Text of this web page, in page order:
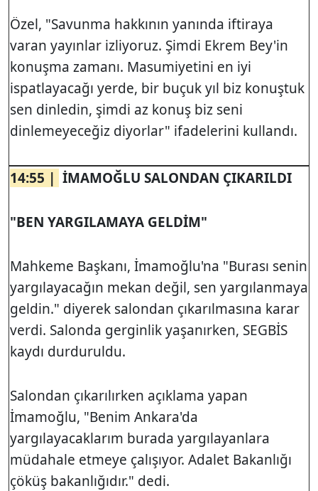
Özel, "Savunma hakkının yanında iftiraya
varan yayınlar izliyoruz. Şimdi Ekrem Bey'in
konuşma zamanı. Masumiyetini en iyi
ispatlayacağı yerde, bir buçuk yıl biz konuştuk
sen dinledin, şimdi az konuş biz seni
dinlemeyeceğiz diyorlar" ifadelerini kullandı.
14:55 | İMAMOĞLU SALONDAN ÇIKARILDI
"BEN YARGILAMAYA GELDİM"
Mahkeme Başkanı, İmamoğlu'na "Burası senin
yargılayacağın mekan değil, sen yargılanmaya
geldin." diyerek salondan çıkarılmasına karar
verdi. Salonda gerginlik yaşanırken, SEGBİS
kaydı durduruldu.
Salondan çıkarılırken açıklama yapan
İmamoğlu, "Benim Ankara'da
yargılayacaklarım burada yargılayanlara
müdahale etmeye çalışıyor. Adalet Bakanlığı
çöküş bakanlığıdır." dedi.